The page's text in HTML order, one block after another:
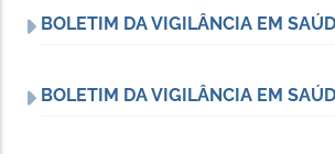
BOLETIM DA VIGILÂNCIA EM
BOLETIM DA VIGILÂNCIA EM